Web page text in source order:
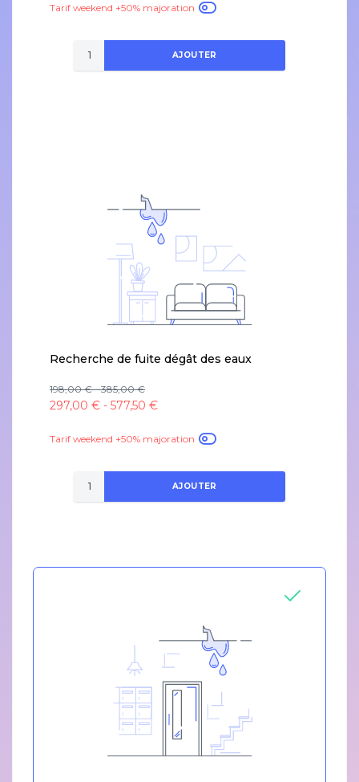
Tarif weekend +50% majoration
AJOUTER
Recherche de fuite dégât des eaux
198,00 € - 385,00 €
297,00 € - 577,50 €
Tarif weekend +50% majoration
AJOUTER